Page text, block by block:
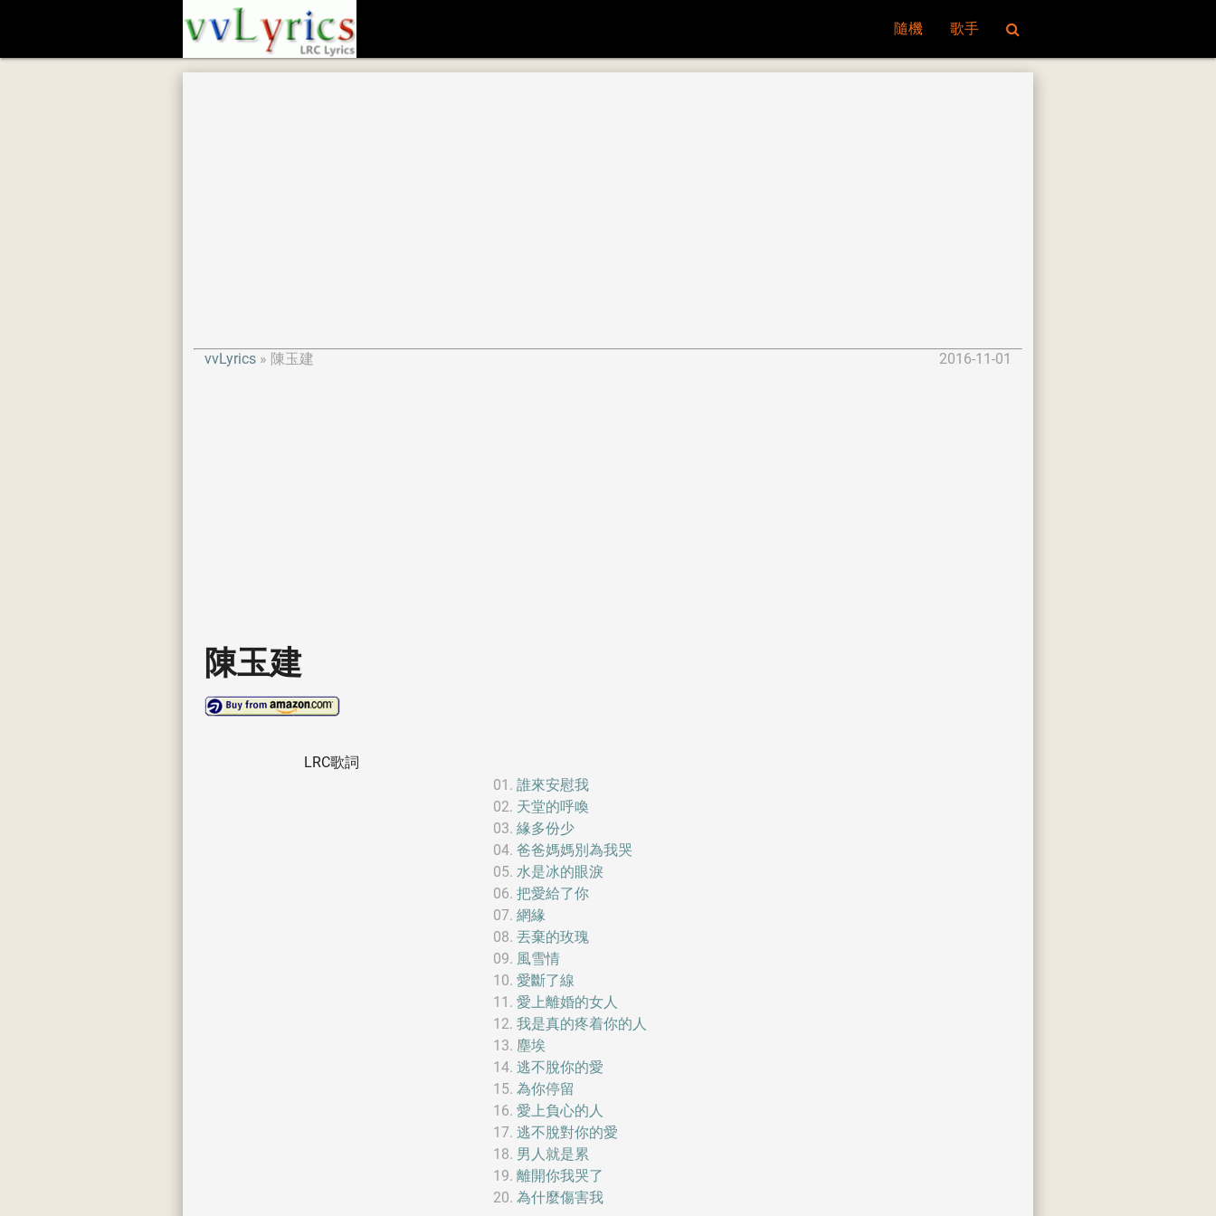
隨機 歌手
vvLyrics 陳玉建 2016-11-01
陳玉建
LRC歌詞
誰來安慰我
天堂的呼喚
緣多份少
爸爸媽媽別為我哭
水是冰的眼淚
把愛給了你
網緣
丟棄的玫瑰
風雪情
愛斷了線
愛上離婚的女人
我是真的疼着你的人
塵埃
逃不脫你的愛
為你停留
愛上負心的人
逃不脫對你的愛
男人就是累
離開你我哭了
為什麼傷害我